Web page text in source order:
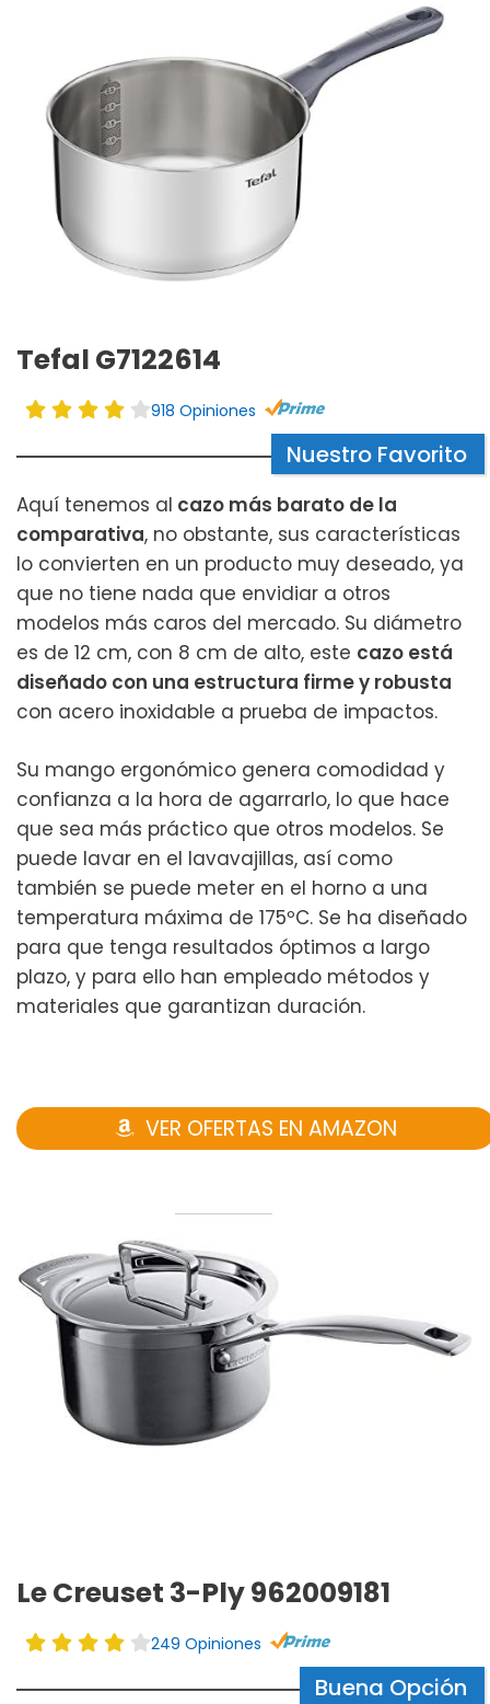
Tefal G7122614
918 Opiniones
Nuestro Favorito
Aquí tenemos al cazo más barato de la
comparativa, no obstante, sus características
lo convierten en un producto muy deseado, ya
que no tiene nada que envidiar a otros
modelos más caros del mercado. Su diámetro
es de 12 cm, con 8 cm de alto, este cazo está
diseñado con una estructura firme y robusta
con acero inoxidable a prueba de impactos.
Su mango ergonómico genera comodidad y
confianza a la hora de agarrarlo, lo que hace
que sea más práctico que otros modelos. Se
puede lavar en el lavavajillas, así como
también se puede meter en el horno a una
temperatura máxima de 175ºC. Se ha diseñado
para que tenga resultados óptimos a largo
plazo, y para ello han empleado métodos y
materiales que garantizan duración.
VER OFERTAS EN AMAZON
Le Creuset 3-Ply 962009181
249 Opiniones
Buena Opción